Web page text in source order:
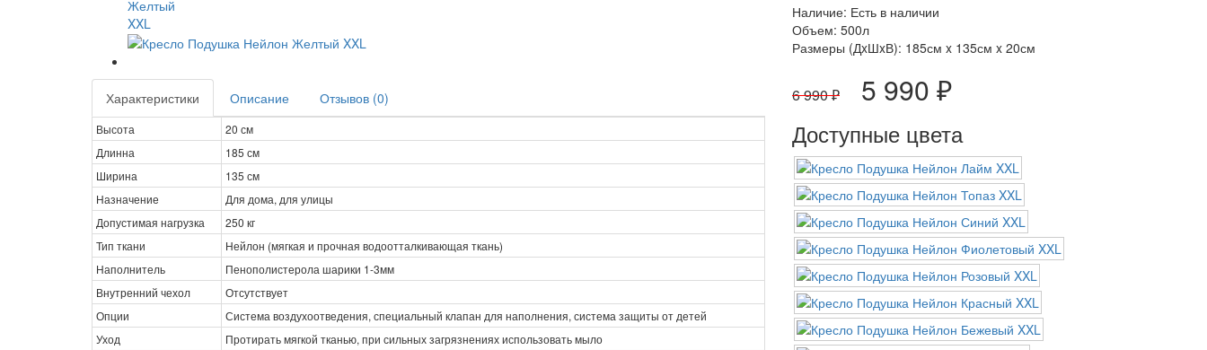
Характеристики Описание Отзывов (0)
Высота
20 см
Длинна
185 см
Ширина
135 см
Назначение
Для дома, для улицы
Допустимая нагрузка
250 кг
Тип ткани
Нейлон (мягкая и прочная водоотталкивающая ткань)
Наполнитель
Пенополистерола шарики 1-3мм
Внутренний чехол
Отсутствует
Опции
Система воздухоотведения, специальный клапан для наполнения, система защиты от детей
Уход
Протирать мягкой тканью, при сильных загрязнениях использовать мыло
Наличие: Есть в наличии
Объем: 500л
Размеры (ДxШxВ): 185см x 135см x 20см
6 990 ₽ 5 990 ₽
Доступные цвета